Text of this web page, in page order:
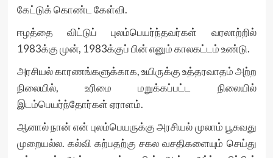
கேட்டுக் கொண்ட கேள்வி.
ஈழத்தை விட்டுப் புலம்பெயர்ந்தவர்கள் வரலாற்றில்
1983க்கு முன், 1983க்குப் பின் எனும் காலகட்டம் உண்டு.
அரசியல் காரணங்களுக்காக, உயிருக்கு உத்தரவாதம் அற்ற
நிலையில், உரிமை மறுக்கப்பட்ட நிலையில்
இடம்பெயர்ந்தோர்கள் ஏராளம்.
ஆனால் நான் என் புலம்பெயருக்கு அரசியல் முலாம் பூசுவது
முறையல்ல. கல்வி கற்பதற்கு சகல வசதிகளையும் செய்து